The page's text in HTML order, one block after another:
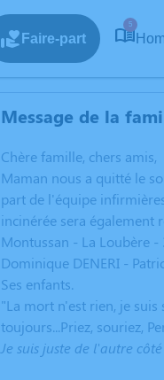
Faire-part
5
Message de la
Chère famille, chers amis,
Maman nous a quitté le
part de l'équipe
incinérée sera également
Montussan - La Loubère
Dominique DENERI -
Ses enfants.
"La mort n'est rien, je suis
toujours...Priez, souriez,
Je suis juste de l'autre